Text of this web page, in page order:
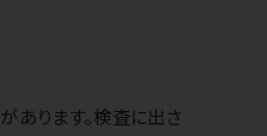
あります。検査に出さ